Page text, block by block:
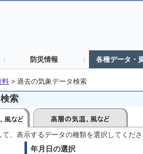
防災情報 各種データ・
料 > 過去の気象データ検索
索
、表示するデータの種類を選択してくだ
年月日の選択